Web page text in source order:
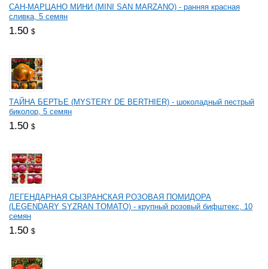
САН-МАРЦАНО МИНИ (MINI SAN MARZANO) - ранняя красная
сливка, 5 семян
1.50 $
ТАЙНА БЕРТЬЕ (MYSTERY DE BERTHIER) - шоколадный пестрый
биколор, 5 семян
1.50 $
ЛЕГЕНДАРНАЯ СЫЗРАНСКАЯ РОЗОВАЯ ПОМИДОРА
(LEGENDARY SYZRAN TOMATO) - крупный розовый бифштекс, 10
семян
1.50 $